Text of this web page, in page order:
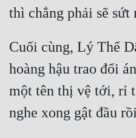
Cuối cùng, Lý Thế
hoàng hậu trao đổi
một tên thị vệ tới, rỉ